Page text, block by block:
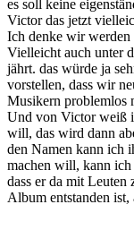
es soll keine
Victor das jetzt
Ich denke wir werden
Vielleicht auch unter
jährt. das würde ja
vorstellen, dass wir
Musikern problemlos
Und von Victor weiß
will, das wird dann
den Namen kann ich
machen will, kann ich
dass er da mit Leuten
Album entstanden ist,